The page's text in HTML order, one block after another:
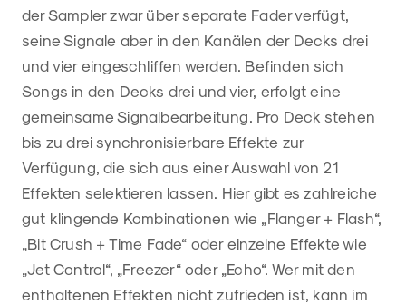
der Sampler zwar über separate Fader verfügt,
seine Signale aber in den Kanälen der Decks drei
und vier eingeschliffen werden. Befinden sich
Songs in den Decks drei und vier, erfolgt eine
gemeinsame Signalbearbeitung. Pro Deck stehen
bis zu drei synchronisierbare Effekte zur
Verfügung, die sich aus einer Auswahl von 21
Effekten selektieren lassen. Hier gibt es zahlreiche
gut klingende Kombinationen wie „Flanger + Flash“,
„Bit Crush + Time Fade“ oder einzelne Effekte wie
„Jet Control“, „Freezer“ oder „Echo“. Wer mit den
enthaltenen Effekten nicht zufrieden ist, kann im